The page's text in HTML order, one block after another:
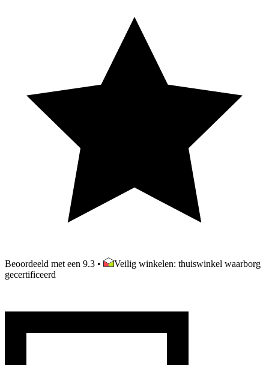
Beoordeeld met een 9.3 •
Veilig winkelen: thuiswinkel waarborg
gecertificeerd